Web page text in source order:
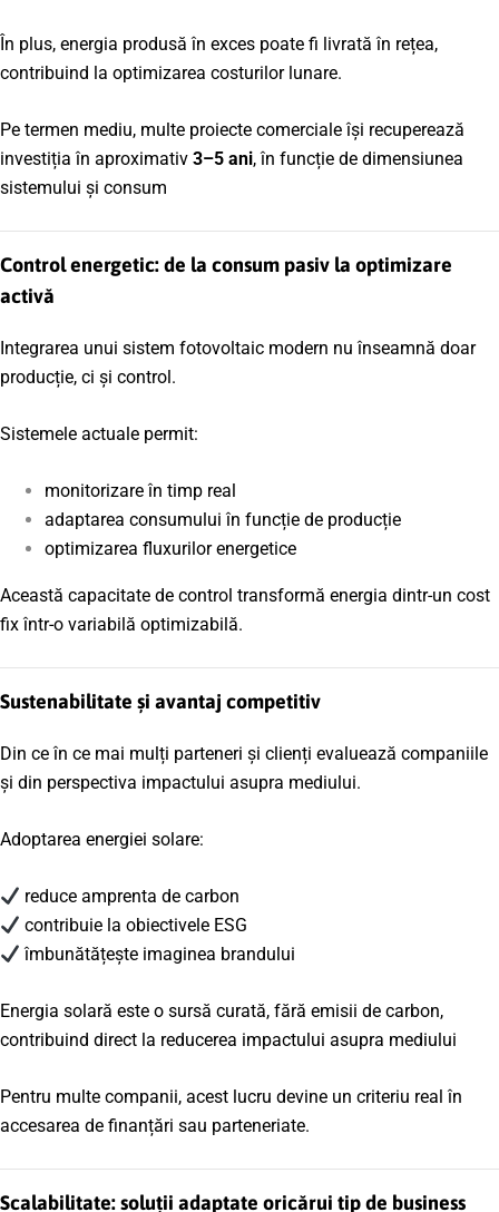
În plus, energia produsă în exces poate fi livrată în rețea,
contribuind la optimizarea costurilor lunare.
Pe termen mediu, multe proiecte comerciale își recuperează
investiția în aproximativ 3–5 ani, în funcție de dimensiunea
sistemului și consum
Control energetic: de la consum pasiv la optimizare
activă
Integrarea unui sistem fotovoltaic modern nu înseamnă doar
producție, ci și control.
Sistemele actuale permit:
monitorizare în timp real
adaptarea consumului în funcție de producție
optimizarea fluxurilor energetice
Această capacitate de control transformă energia dintr-un cost
fix într-o variabilă optimizabilă.
Sustenabilitate și avantaj competitiv
Din ce în ce mai mulți parteneri și clienți evaluează companiile
și din perspectiva impactului asupra mediului.
Adoptarea energiei solare:
reduce amprenta de carbon
contribuie la obiectivele ESG
îmbunătățește imaginea brandului
Energia solară este o sursă curată, fără emisii de carbon,
contribuind direct la reducerea impactului asupra mediului
Pentru multe companii, acest lucru devine un criteriu real în
accesarea de finanțări sau parteneriate.
Scalabilitate: soluții adaptate oricărui tip de business